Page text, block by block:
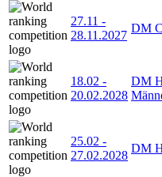
27.11 -
28.11.2027
DM
18.02 -
20.02.2028
DM
25.02 -
27.02.2028
DM